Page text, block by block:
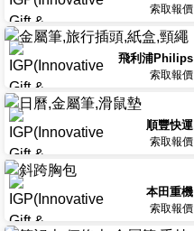
索取報價
飛利浦Philips
索取報價
順豐快運
索取報價
本田重機
索取報價